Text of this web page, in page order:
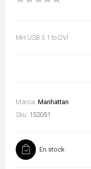
MH USB 3.1 to DVI
Marca: Manhattan
Sku: 152051
En stock